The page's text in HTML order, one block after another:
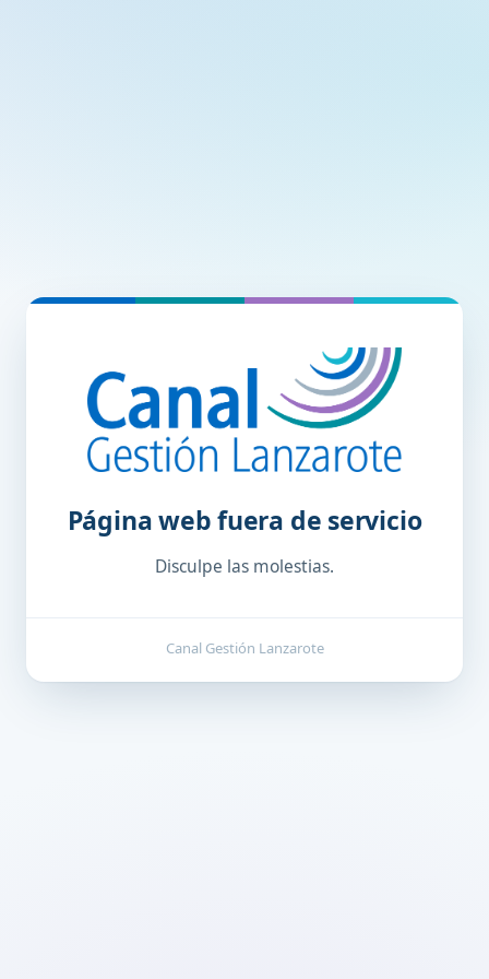
Página web fuera de servicio
Disculpe las molestias.
Canal Gestión Lanzarote